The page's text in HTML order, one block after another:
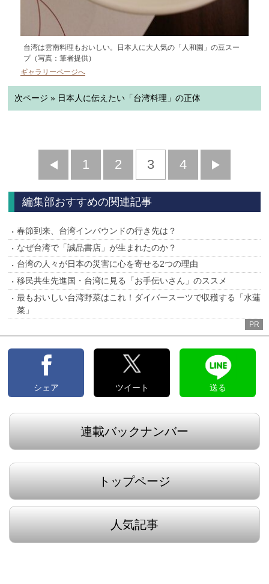
台湾は雲南料理もおいしい。日本人に大人気の「人和園」の豆スー
プ（写真：筆者提供）
ギャラリーページへ
次ページ » 日本人に伝えたい「台湾料理」の正体
前
へ
1 2 3 4
へ
編集部おすすめの関連記事
春節到来、台湾インバウンドの行き先は？
なぜ台湾で「誠品書店」が生まれたのか？
台湾の人々が日本の災害に心を寄せる2つの理由
移民共生先進国・台湾に見る「お手伝いさん」のススメ
最もおいしい台湾野菜はこれ！ダイバースーツで収穫する「水蓮
菜」
PR
シェア ツイート 送る
連載バックナンバー
トップページ
人気記事